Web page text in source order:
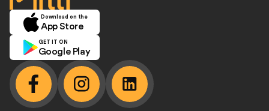
Download on the
App Store
GET IT ON
Google Play
facebook instagram linkedin